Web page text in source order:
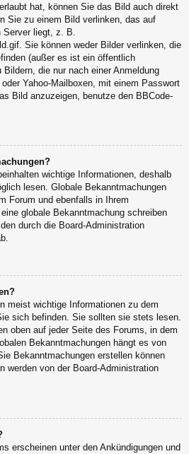
hat, können Sie das Bild auch direkt
Sie zu einem Bild verlinken, das auf
liegt, z. B.
Sie können weder Bilder verlinken, die
(außer es ist ein öffentlich
die nur nach einer Anmeldung
Yahoo-Mailboxen, mit einem Passwort
Bild anzuzeigen, benutze den BBCode-
wichtige Informationen, deshalb
lesen. Globale Bekanntmachungen
Forum und ebenfalls in Ihrem
globale Bekanntmachung schreiben
durch die Board-Administration
meist wichtige Informationen zu dem
sich befinden. Sie sollten sie stets lesen.
oben auf jeder Seite des Forums, in dem
Bekanntmachungen hängt es von
Bekanntmachungen erstellen können
werden von der Board-Administration
erscheinen unter den Ankündigungen und